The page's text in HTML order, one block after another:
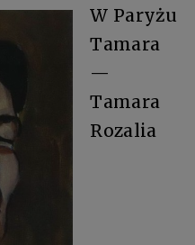
W Paryżu
Tamara
—
Tamara
Rozalia